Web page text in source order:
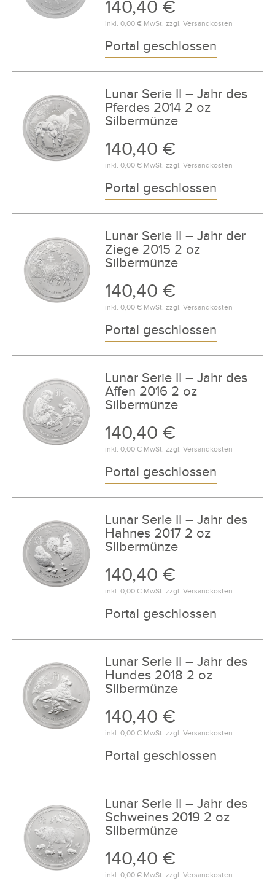
140,40 €
inkl. 0,00 €MwSt. zzgl. Versandkosten
Portal geschlossen
Lunar Serie II – Jahr des
Pferdes 2014 2 oz
Silbermünze
140,40 €
inkl. 0,00 €MwSt. zzgl. Versandkosten
Portal geschlossen
Lunar Serie II – Jahr der
Ziege 2015 2 oz
Silbermünze
140,40 €
inkl. 0,00 €MwSt. zzgl. Versandkosten
Portal geschlossen
Lunar Serie II – Jahr des
Affen 2016 2 oz
Silbermünze
140,40 €
inkl. 0,00 €MwSt. zzgl. Versandkosten
Portal geschlossen
Lunar Serie II – Jahr des
Hahnes 2017 2 oz
Silbermünze
140,40 €
inkl. 0,00 €MwSt. zzgl. Versandkosten
Portal geschlossen
Lunar Serie II – Jahr des
Hundes 2018 2 oz
Silbermünze
140,40 €
inkl. 0,00 €MwSt. zzgl. Versandkosten
Portal geschlossen
Lunar Serie II – Jahr des
Schweines 2019 2 oz
Silbermünze
140,40 €
inkl. 0,00 €MwSt. zzgl. Versandkosten